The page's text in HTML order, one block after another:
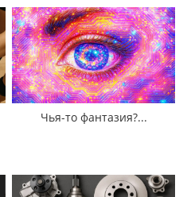
Чья-то фантазия?...